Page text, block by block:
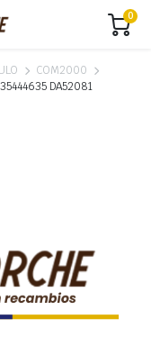
0
COM2000
DA52081